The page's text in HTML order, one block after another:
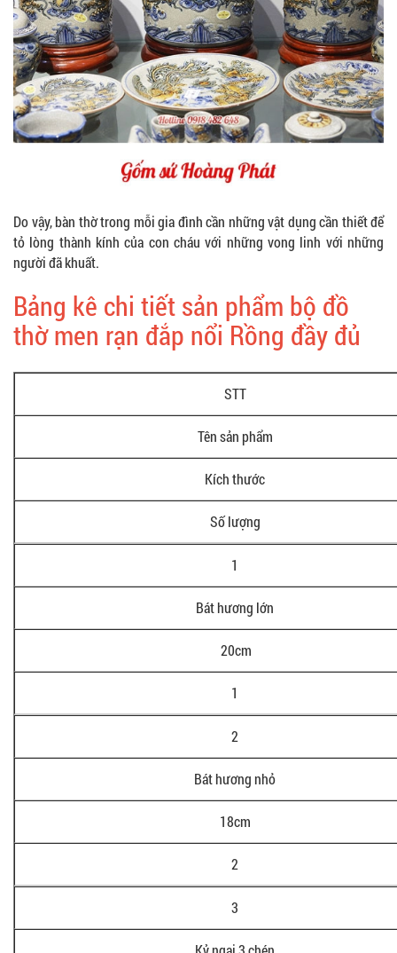
Do vậy, bàn thờ trong mỗi gia đình cần những vật dụng cần thiết để
tỏ lòng thành kính của con cháu với những vong linh với những
người đã khuất.
Bảng kê chi tiết sản phẩm bộ đồ
thờ men rạn đắp nổi Rồng đầy đủ
STT
Tên sản phẩm
Kích thước
Số lượng
1
Bát hương lớn
20cm
1
2
Bát hương nhỏ
18cm
2
3